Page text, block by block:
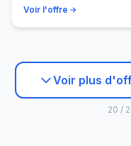
Voir l'offre
Voir plus
20 /